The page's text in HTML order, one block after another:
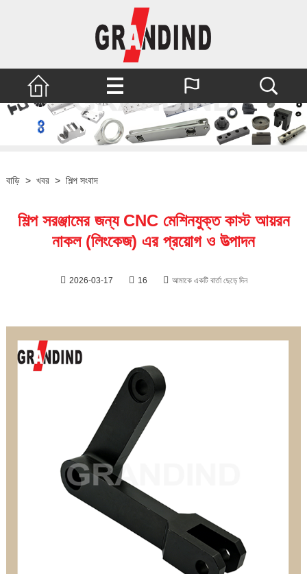
বাড়ি > খবর > শিল্প সংবাদ
শিল্প সরঞ্জামের জন্য CNC মেশিনযুক্ত কাস্ট আয়রন
নাকল (লিংকেজ) এর প্রয়োগ ও উত্পাদন
2026-03-17 16 আমাকে একটি বার্তা ছেড়ে দিন